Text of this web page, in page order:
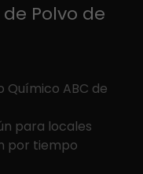
Polvo de
Químico ABC de
para locales
por tiempo